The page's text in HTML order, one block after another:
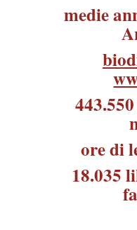
medie
ore di
18.035